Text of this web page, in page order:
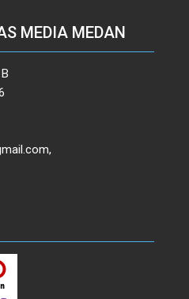
MEDIA MEDAN